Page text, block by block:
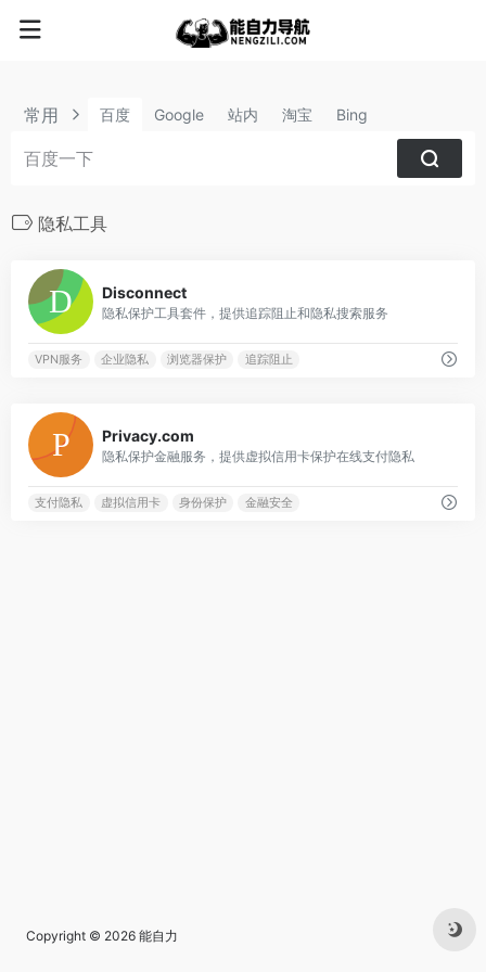
常用 百度 Google 站内 淘宝 Bing
隐私工具
Disconnect
隐私保护工具套件，提供追踪阻止和隐私搜索服务
VPN服务 企业隐私 浏览器保护 追踪阻止
Privacy.com
隐私保护金融服务，提供虚拟信用卡保护在线支付隐私
支付隐私 虚拟信用卡 身份保护 金融安全
Copyright © 2026 能自力